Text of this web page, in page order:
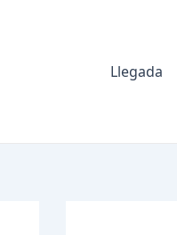
Llegada